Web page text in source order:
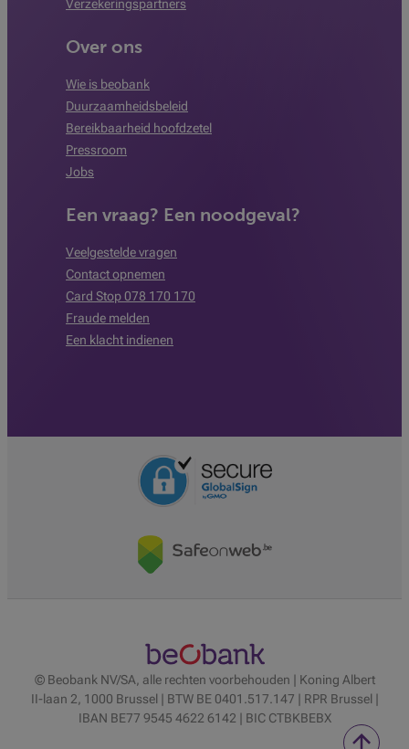
Verzekeringspartners
Over ons
Wie is beobank
Duurzaamheidsbeleid
Bereikbaarheid hoofdzetel
Pressroom
Jobs
Een vraag? Een noodgeval?
Veelgestelde vragen
Contact opnemen
Card Stop 078 170 170
Fraude melden
Een klacht indienen
© Beobank NV/SA, alle rechten voorbehouden | Koning Albert
II-laan 2, 1000 Brussel | BTW BE 0401.517.147 | RPR Brussel |
IBAN BE77 9545 4622 6142 | BIC CTBKBEBX